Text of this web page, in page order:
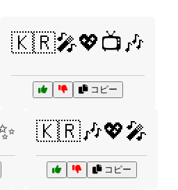
🇰🇷🎤💖📺🎶
コピー
🇰🇷🎶💖🎤
コピー